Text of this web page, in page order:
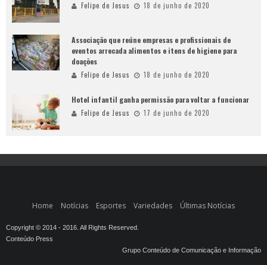
Felipe de Jesus 18 de junho de 2020
Associação que reúne empresas e profissionais de
eventos arrecada alimentos e itens de higiene para
doações
Felipe de Jesus 18 de junho de 2020
Hotel infantil ganha permissão para voltar a funcionar
Felipe de Jesus 17 de junho de 2020
Home Notícias Esportes Variedades Últimas Notícias
Copyright © 2014 - 2016. All Rights Reserved.
Conteúdo Press
Grupo Conteúdo de Comunicação e Informação